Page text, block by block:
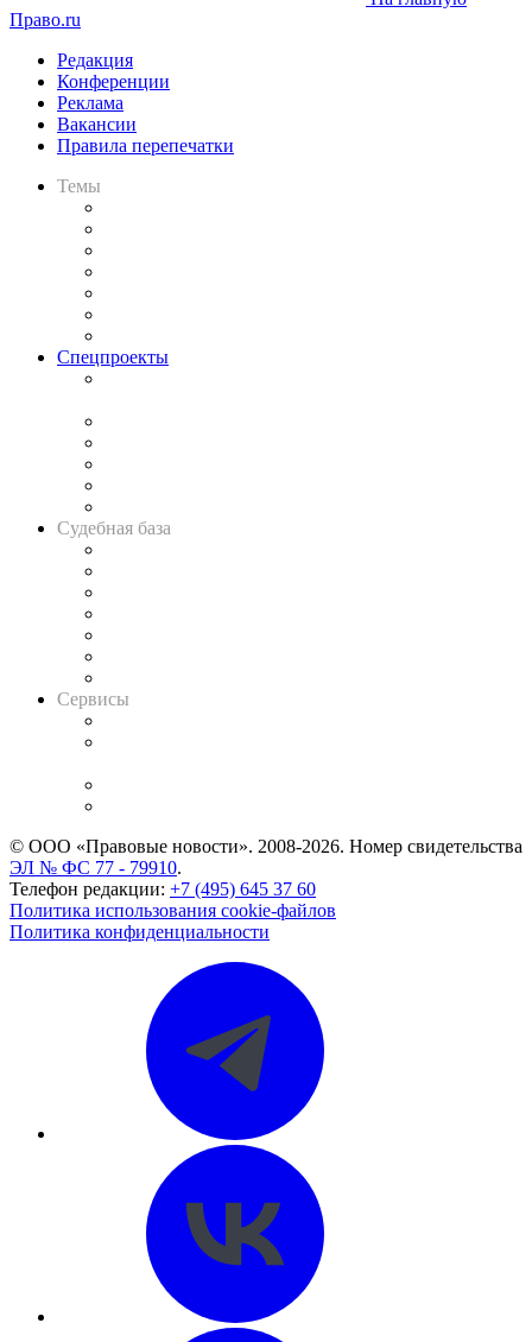
Право.ru
Редакция
Конференции
Реклама
Вакансии
Правила перепечатки
Темы
Спецпроекты
Судебная база
Сервисы
© ООО «Правовые новости». 2008-2026. Номер свидетельства
ЭЛ № ФС 77 - 79910.
Телефон редакции: +7 (495) 645 37 60
Политика использования cookie-файлов
Политика конфиденциальности